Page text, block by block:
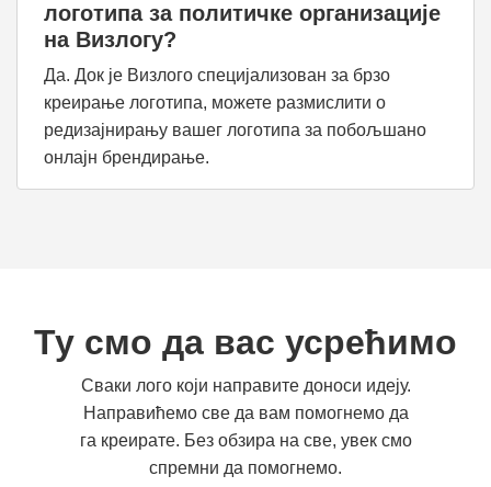
логотипа за политичке организације
на Визлогу?
Да. Док је Визлого специјализован за брзо
креирање логотипа, можете размислити о
редизајнирању вашег логотипа за побољшано
онлајн брендирање.
Ту смо да вас усрећимо
Сваки лого који направите доноси идеју.
Направићемо све да вам помогнемо да
га креирате. Без обзира на све, увек смо
спремни да помогнемо.